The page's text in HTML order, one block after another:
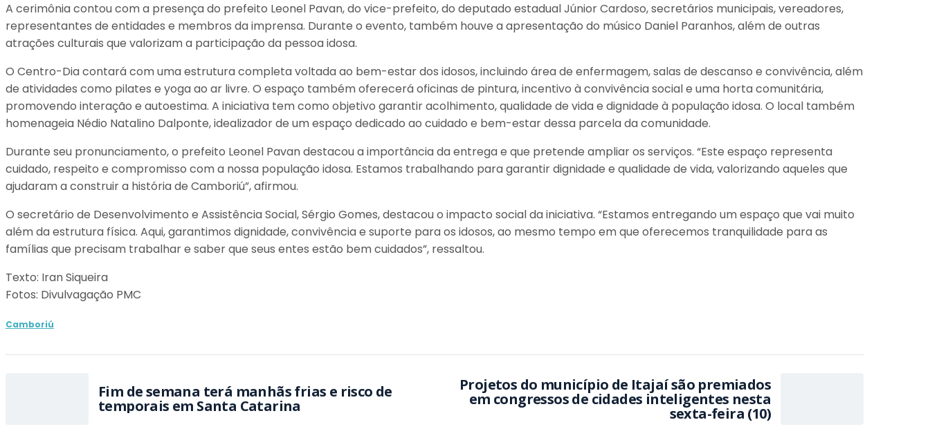
A cerimônia contou com a presença do prefeito Leonel Pavan, do vice-prefeito, do deputado estadual Júnior Cardoso, secretários municipais, vereadores,
representantes de entidades e membros da imprensa. Durante o evento, também houve a apresentação do músico Daniel Paranhos, além de outras
atrações culturais que valorizam a participação da pessoa idosa.
O Centro-Dia contará com uma estrutura completa voltada ao bem-estar dos idosos, incluindo área de enfermagem, salas de descanso e convivência, além
de atividades como pilates e yoga ao ar livre. O espaço também oferecerá oficinas de pintura, incentivo à convivência social e uma horta comunitária,
promovendo interação e autoestima. A iniciativa tem como objetivo garantir acolhimento, qualidade de vida e dignidade à população idosa. O local também
homenageia Nédio Natalino Dalponte, idealizador de um espaço dedicado ao cuidado e bem-estar dessa parcela da comunidade.
Durante seu pronunciamento, o prefeito Leonel Pavan destacou a importância da entrega e que pretende ampliar os serviços. “Este espaço representa
cuidado, respeito e compromisso com a nossa população idosa. Estamos trabalhando para garantir dignidade e qualidade de vida, valorizando aqueles que
ajudaram a construir a história de Camboriú”, afirmou.
O secretário de Desenvolvimento e Assistência Social, Sérgio Gomes, destacou o impacto social da iniciativa. “Estamos entregando um espaço que vai muito
além da estrutura física. Aqui, garantimos dignidade, convivência e suporte para os idosos, ao mesmo tempo em que oferecemos tranquilidade para as
famílias que precisam trabalhar e saber que seus entes estão bem cuidados”, ressaltou.
Texto: Iran Siqueira
Fotos: Divulvagação PMC
Camboriú
Fim de semana terá manhãs frias e risco de
temporais em Santa Catarina
Projetos do município de Itajaí são premiados
em congressos de cidades inteligentes nesta
sexta-feira (10)